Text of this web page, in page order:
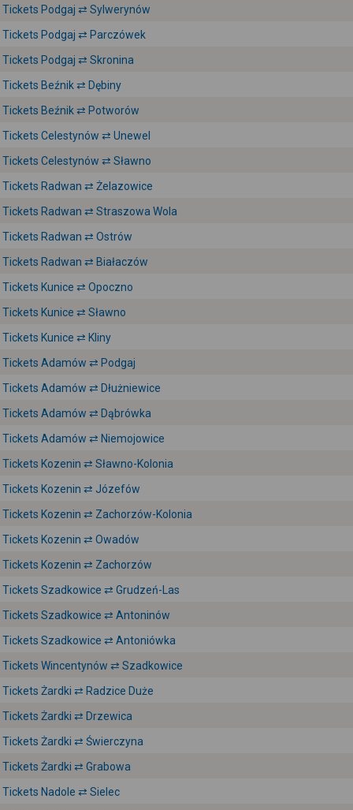
Tickets Podgaj ⇄ Sylwerynów
Tickets Podgaj ⇄ Parczówek
Tickets Podgaj ⇄ Skronina
Tickets Beźnik ⇄ Dębiny
Tickets Beźnik ⇄ Potworów
Tickets Celestynów ⇄ Unewel
Tickets Celestynów ⇄ Sławno
Tickets Radwan ⇄ Żelazowice
Tickets Radwan ⇄ Straszowa Wola
Tickets Radwan ⇄ Ostrów
Tickets Radwan ⇄ Białaczów
Tickets Kunice ⇄ Opoczno
Tickets Kunice ⇄ Sławno
Tickets Kunice ⇄ Kliny
Tickets Adamów ⇄ Podgaj
Tickets Adamów ⇄ Dłużniewice
Tickets Adamów ⇄ Dąbrówka
Tickets Adamów ⇄ Niemojowice
Tickets Kozenin ⇄ Sławno-Kolonia
Tickets Kozenin ⇄ Józefów
Tickets Kozenin ⇄ Zachorzów-Kolonia
Tickets Kozenin ⇄ Owadów
Tickets Kozenin ⇄ Zachorzów
Tickets Szadkowice ⇄ Grudzeń-Las
Tickets Szadkowice ⇄ Antoninów
Tickets Szadkowice ⇄ Antoniówka
Tickets Wincentynów ⇄ Szadkowice
Tickets Żardki ⇄ Radzice Duże
Tickets Żardki ⇄ Drzewica
Tickets Żardki ⇄ Świerczyna
Tickets Żardki ⇄ Grabowa
Tickets Nadole ⇄ Sielec